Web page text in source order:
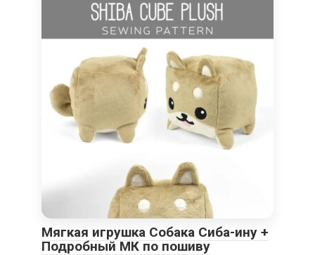
Мягкая игрушка Собака Сиба-ину +
Подробный МК по пошиву